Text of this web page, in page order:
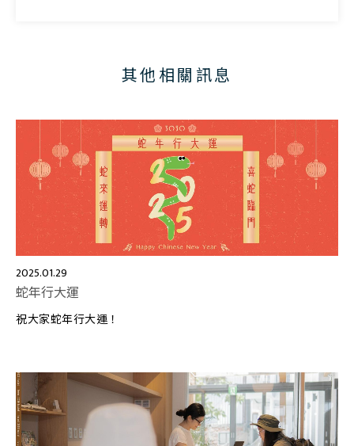
其他相關訊息
2025.01.29
蛇年行大運
祝大家蛇年行大運！